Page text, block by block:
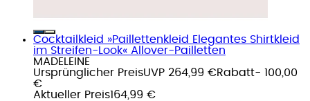
Cocktailkleid »Paillettenkleid Elegantes Shirtkleid
im Streifen-Look« Allover-Pailletten
MADELEINE
Ursprünglicher PreisUVP 264,99 €Rabatt- 100,00
€
Aktueller Preis164,99 €